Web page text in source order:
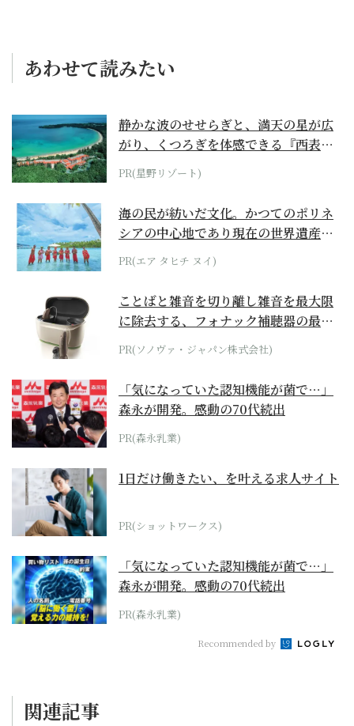
あわせて読みたい
静かな波のせせらぎと、満天の星が広
がり、くつろぎを体感できる『西表島
ホテル by...
PR(星野リゾート)
海の民が紡いだ文化。かつてのポリネ
シアの中心地であり現在の世界遺産か
らみえてくる...
PR(エア タヒチ ヌイ)
ことばと雑音を切り離し雑音を最大限
に除去する、フォナック補聴器の最上
位モデル
PR(ソノヴァ・ジャパン株式会社)
「気になっていた認知機能が菌で…」
森永が開発。感動の70代続出
PR(森永乳業)
1日だけ働きたい、を叶える求人サイト
PR(ショットワークス)
「気になっていた認知機能が菌で…」
森永が開発。感動の70代続出
PR(森永乳業)
Recommended by
関連記事